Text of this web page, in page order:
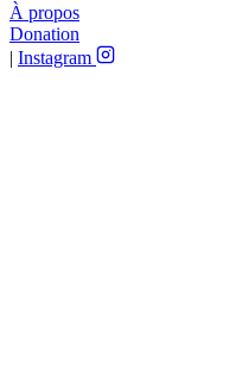
À propos
Donation
| Instagram